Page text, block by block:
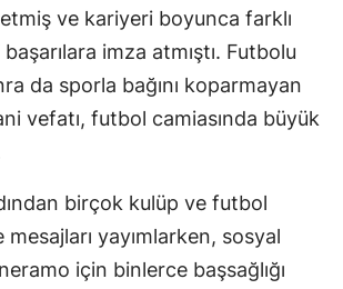
ve kariyeri boyunca farklı
imza atmıştı. Futbolu
da sporla bağını koparmayan
vefatı, futbol camiasında büyük
birçok kulüp ve futbol
yayımlarken, sosyal
için binlerce başsağlığı